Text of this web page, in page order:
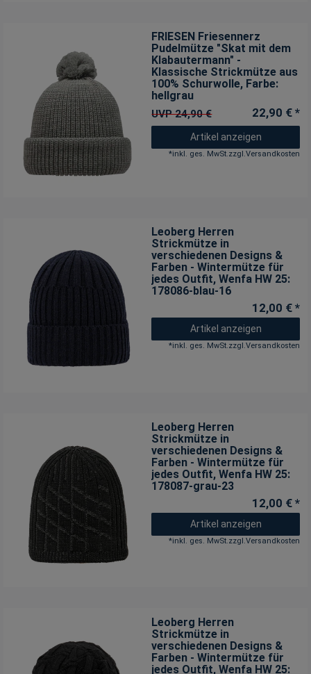
FRIESEN Friesennerz
Pudelmütze "Skat mit dem
Klabautermann" -
Klassische Strickmütze aus
100% Schurwolle, Farbe:
hellgrau
UVP 24,90 € 22,90 € *
Artikel anzeigen
*inkl. ges. MwSt.zzgl.Versandkosten
Leoberg Herren
Strickmütze in
verschiedenen Designs &
Farben - Wintermütze für
jedes Outfit, Wenfa HW 25:
178086-blau-16
12,00 € *
Artikel anzeigen
*inkl. ges. MwSt.zzgl.Versandkosten
Leoberg Herren
Strickmütze in
verschiedenen Designs &
Farben - Wintermütze für
jedes Outfit, Wenfa HW 25:
178087-grau-23
12,00 € *
Artikel anzeigen
*inkl. ges. MwSt.zzgl.Versandkosten
Leoberg Herren
Strickmütze in
verschiedenen Designs &
Farben - Wintermütze für
jedes Outfit, Wenfa HW 25: